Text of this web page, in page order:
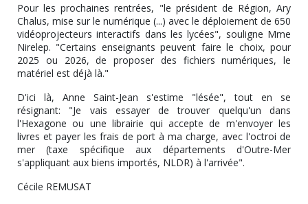
Pour les prochaines rentrées, "le président de Région, Ary
Chalus, mise sur le numérique (...) avec le déploiement de 650
vidéoprojecteurs interactifs dans les lycées", souligne Mme
Nirelep. "Certains enseignants peuvent faire le choix, pour
2025 ou 2026, de proposer des fichiers numériques, le
matériel est déjà là."
D'ici là, Anne Saint-Jean s'estime "lésée", tout en se
résignant: "Je vais essayer de trouver quelqu'un dans
l'Hexagone ou une librairie qui accepte de m'envoyer les
livres et payer les frais de port à ma charge, avec l'octroi de
mer (taxe spécifique aux départements d'Outre-Mer
s'appliquant aux biens importés, NLDR) à l'arrivée".
Cécile REMUSAT